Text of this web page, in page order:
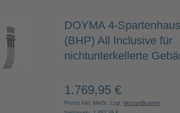
DOYMA 4-
(BHP) All Inclusive für
nichtunterkellerte
Regulärer Preis:
1.769,95 €
Preise inkl. MwSt. zzgl. Versandkosten